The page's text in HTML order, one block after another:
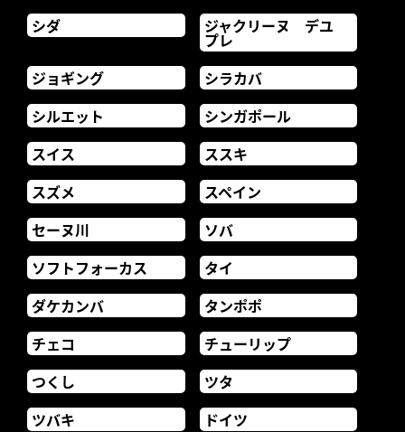
シダ
ジャクリーヌ デユ
プレ
ジョギング
シラカバ
シルエット
シンガポール
スイス
ススキ
スズメ
スペイン
セーヌ川
ソバ
ソフトフォーカス
タイ
ダケカンバ
タンポポ
チェコ
チューリップ
つくし
ツタ
ツバキ
ドイツ